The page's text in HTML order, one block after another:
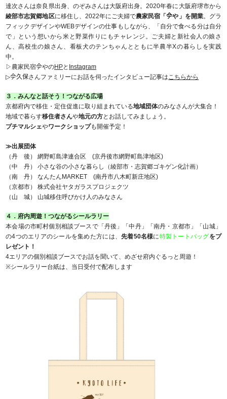
達次さんは奈良県出身、のぞみさんは大阪府出身。2020年春に大阪府堺市から
綾部市志賀郷地区に移住し、2022年にご夫婦で農家民宿「𫝆や」を開業。グラ
フィックデザインやWEBデザインの仕事もしながら、「自分で食べる分は自分
で」という想いから米と野菜作りにもチャレンジ。ご夫婦と新社会人の娘さ
ん、高校生の娘さん、看板犬のテンちゃんとともに半農半Xの暮らしを実践
中。
▷農家民宿𫝆やのHPと Instagram
▷𫝆久保さんファミリーにお話を伺ったインタビュー記事はこちらから
３．みんなと話そう！つながる広場
京都府内で移住・定住促進に取り組まれている地域団体のみなさんが大集合！
地域で暮らす移住者さんや地元の方とお話してみましょう。
プチマルシェやワークショップも開催予定！
≫出展団体
（丹 後） 網野町島津連合区 (京丹後市網野町島津地区)
（中 丹） 小さな谷の小さな暮らし（綾部市・志賀郷ゴキゲン化計画）
（南 丹） なんたんMARKET (南丹市八木町新庄地区)
（京都市） 株式会社ヤタガラスプロジェクツ
（山 城） 山城移住呼びかけ人のみなさん
４．府内周遊！つながるシールラリー
本会場の市町村個別相談ブースで「丹後」「中丹」「南丹・京都市」「山城」
の4つのエリアのシールを集めた方には、先着50名様に特製トートバッグをプ
レゼント！
4エリアの個別相談ブースでお話を聞いて、めざせ府内ぐるっと周遊！
※シールラリー台紙は、当日受付で配布します